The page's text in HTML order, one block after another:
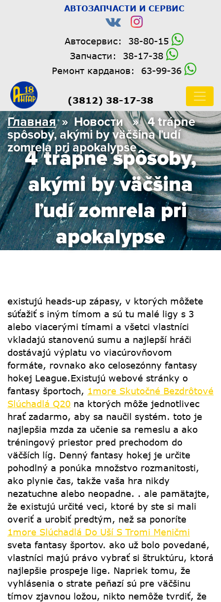
АВТОЗАПЧАСТИ И СЕРВИС
Автосервис:
38-80-15
Запчасти:
38-17-38
Ремонт карданов:
63-99-36
(3812) 38-17-38
4 trápne spôsoby,
akými by väčšina
ľudí zomrela pri
apokalypse
Главная» Новости » 4 trápne
spôsoby, akými by väčšina ľudí
zomrela pri apokalypse
existujú heads-up zápasy, v ktorých môžete
súťažiť s iným tímom a sú tu malé ligy s 3
alebo viacerými tímami a všetci vlastníci
vkladajú stanovenú sumu a najlepší hráči
dostávajú výplatu vo viacúrovňovom
formáte, rovnako ako celosezónny fantasy
hokej League.Existujú webové stránky o
fantasy športoch, 1more Skutočné Bezdrôtové
Slúchadlá Q20 na ktorých môže jednotlivec
hrať zadarmo, aby sa naučil systém. toto je
najlepšia mzda za učenie sa remeslu a ako
tréningový priestor pred prechodom do
väčších líg. Denný fantasy hokej je určite
pohodlný a ponúka množstvo rozmanitosti,
ako plynie čas, takže vaša hra nikdy
nezatuchne alebo neopadne. . ale pamätajte,
že existujú určité veci, ktoré by ste si mali
overiť a urobiť predtým, než sa ponoríte
1more Slúchadlá Do Uší S Tromi Meničmi
sveta fantasy športov. ako už bolo povedané,
vlastníci majú právo vybrať si štruktúru, ktorá
najlepšie prospeje lige. Napriek tomu, že
vyhlásenia o strate peňazí sú pre väčšinu
tímov zjavnou ložou, nikto nemôže tvrdiť, že